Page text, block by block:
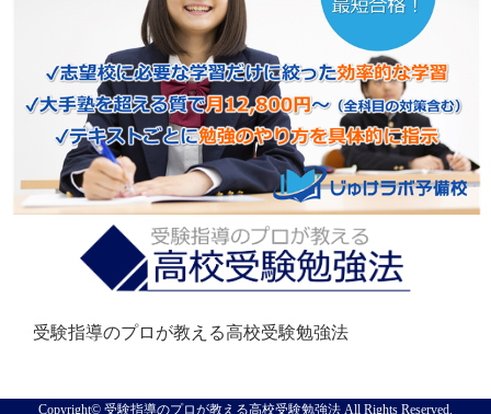
受験指導のプロが教える高校受験勉強法
Copyright© 受験指導のプロが教える高校受験勉強法 All Rights Reserved.